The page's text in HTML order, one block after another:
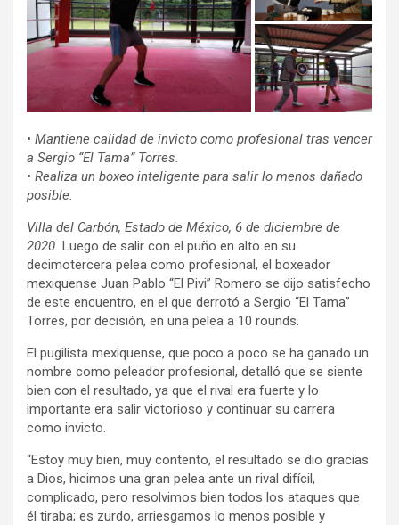
• Mantiene calidad de invicto como profesional tras vencer
a Sergio “El Tama” Torres.
• Realiza un boxeo inteligente para salir lo menos dañado
posible.
Villa del Carbón, Estado de México, 6 de diciembre de
2020. Luego de salir con el puño en alto en su
decimotercera pelea como profesional, el boxeador
mexiquense Juan Pablo “El Pivi” Romero se dijo satisfecho
de este encuentro, en el que derrotó a Sergio “El Tama”
Torres, por decisión, en una pelea a 10 rounds.
El pugilista mexiquense, que poco a poco se ha ganado un
nombre como peleador profesional, detalló que se siente
bien con el resultado, ya que el rival era fuerte y lo
importante era salir victorioso y continuar su carrera
como invicto.
“Estoy muy bien, muy contento, el resultado se dio gracias
a Dios, hicimos una gran pelea ante un rival difícil,
complicado, pero resolvimos bien todos los ataques que
él tiraba; es zurdo, arriesgamos lo menos posible y